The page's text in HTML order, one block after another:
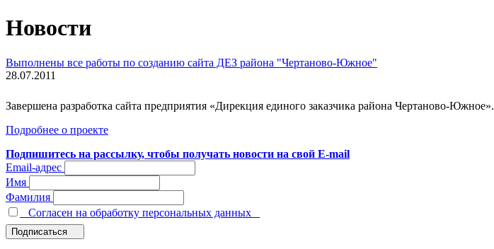
Новости
Выполнены все работы по созданию сайта ДЕЗ района "Чертаново-Южное"
28.07.2011
Завершена разработка сайта предприятия «Дирекция единого заказчика района Чертаново-Южное».
Подробнее о проекте
Подпишитесь на рассылку, чтобы получать новости на свой E-mail
Email-адрес
Имя
Фамилия
Согласен на обработку персональных данных
Подписаться